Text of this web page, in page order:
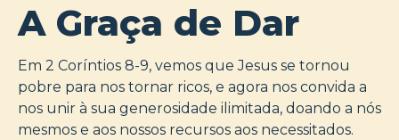
A Graça de Dar
Em 2 Coríntios 8-9, vemos que Jesus se tornou
pobre para nos tornar ricos, e agora nos convida a
nos unir à sua generosidade ilimitada, doando a nós
mesmos e aos nossos recursos aos necessitados.